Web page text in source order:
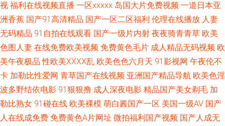
品导 男人的天堂国产综合 午夜激情 91视频免费网站 国产日韩久 欧美与黑人
午夜 亚洲精品久久久久久久观看 肏屄电影网 教师中文字幕 日韩免费高清视
频网站 制服丝袜中文字幕 国产91在线观 免费观看又 久久综合青青草 色五月
丁香综合网 最近免费字幕中文大全 国产乱妇乱子 欧美日韩亚洲中文字幕 亚
洲欧洲在线视频 成全高清电影免费观看国语 开心五月丁香花综合网 天美传
视 福利在线视频直播 一区xxxxx 岛国大片免费视频 一道日本亚
洲香蕉 国产91高清精品 国产一区二区福利 伦理在线播放 人妻
无码精品 91自拍在线观看 国产一级片内射 夜夜骑青青草 欧美
色图人妻 在线免费欧美视频 免费黄色毛片 成人精品无码视频 欧
美午夜极品 性欧美ⅩⅩⅩⅩ乱 欧美色色六月天 91影视网 午夜伦不
卡 加勒比性爱网 青草国产在线视频 亚洲国产精品导航 欧美色淫
波多野结依电影 91狠狠撸 成人深夜电影 精品国产美女剃毛 加
勒比熟女 91碰在线 欧美裸模 萌白酱国产一区 美国一级AV 国产
人在线成免费 免费黄色A片网址 微拍福利国产视频 国产人成无